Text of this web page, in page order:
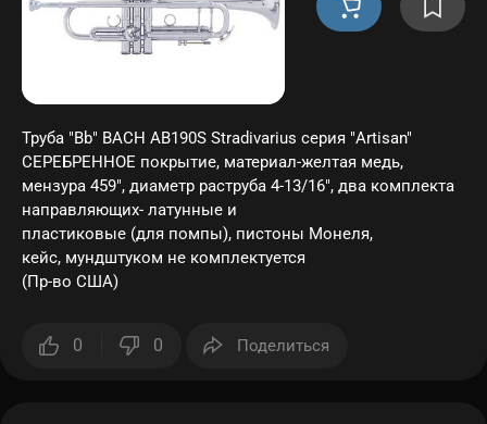
Труба "Bb" BACH AB190S Stradivarius серия "Artisan"
СЕРЕБРЕННОЕ покрытие, материал-желтая медь,
мензура 459", диаметр раструба 4-13/16", два комплекта
направляющих- латунные и
пластиковые (для помпы), пистоны Монеля,
кейс, мундштуком не комплектуется
(Пр-во США)
0 0 Поделиться